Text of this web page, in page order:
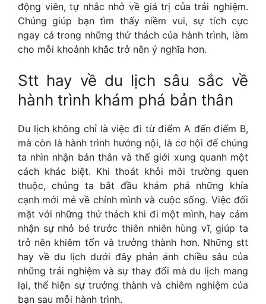
động viên, tự nhắc nhở về giá trị của trải nghiệm.
Chúng giúp bạn tìm thấy niềm vui, sự tích cực
ngay cả trong những thử thách của hành trình, làm
cho mỗi khoảnh khắc trở nên ý nghĩa hơn.
Stt hay về du lịch sâu sắc về
hành trình khám phá bản thân
Du lịch không chỉ là việc đi từ điểm A đến điểm B,
mà còn là hành trình hướng nội, là cơ hội để chúng
ta nhìn nhận bản thân và thế giới xung quanh một
cách khác biệt. Khi thoát khỏi môi trường quen
thuộc, chúng ta bắt đầu khám phá những khía
cạnh mới mẻ về chính mình và cuộc sống. Việc đối
mặt với những thử thách khi đi một mình, hay cảm
nhận sự nhỏ bé trước thiên nhiên hùng vĩ, giúp ta
trở nên khiêm tốn và trưởng thành hơn. Những stt
hay về du lịchdưới đây phản ánh chiều sâu của
những trải nghiệm và sự thay đổi mà du lịch mang
lại, thể hiện sự trưởng thành và chiêm nghiệm của
bạn sau mỗi hành trình.